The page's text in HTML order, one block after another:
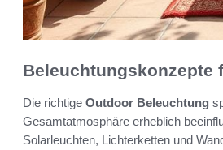
Beleuchtungskonzepte
Die richtige Outdoor Beleuchtung
Gesamtatmosphäre erheblich
Solarleuchten, Lichterketten und